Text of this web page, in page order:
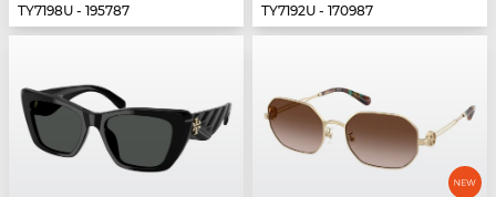
TY7198U - 195787
TY7192U - 170987